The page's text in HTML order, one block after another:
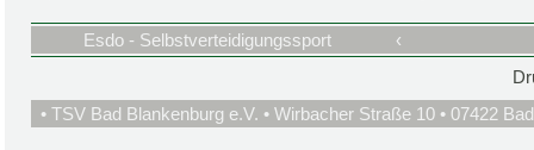
Esdo - Selbstverteidigungssport
‹
• TSV Bad Blankenburg e.V. • Wirbacher Straße 10 • 07422